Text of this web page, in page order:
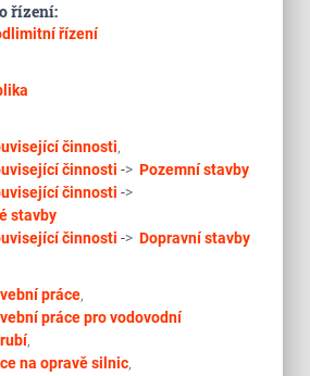
řízení:
řízení
činnosti,
činnosti -> Pozemní stavby
činnosti ->
stavby
činnosti -> Dopravní stavby
práce,
práce pro vodovodní
,
na opravě silnic,